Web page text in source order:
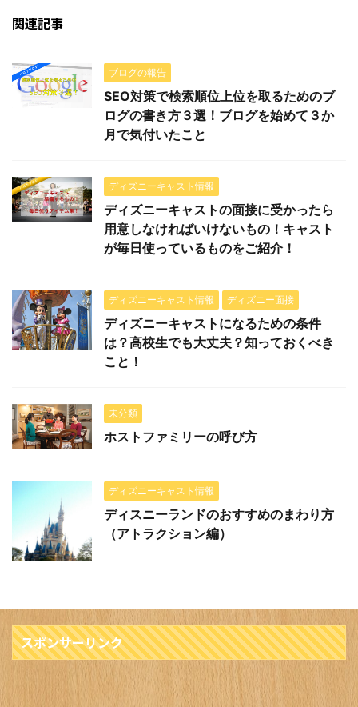
関連記事
ブログの報告
SEO対策で検索順位上位を取るためのブ
ログの書き方３選！ブログを始めて３か
月で気付いたこと
ディズニーキャスト情報
ディズニーキャストの面接に受かったら
用意しなければいけないもの！キャスト
が毎日使っているものをご紹介！
ディズニーキャスト情報 ディズニー面接
ディズニーキャストになるための条件
は？高校生でも大丈夫？知っておくべき
こと！
未分類
ホストファミリーの呼び方
ディズニーキャスト情報
ディスニーランドのおすすめのまわり方
（アトラクション編）
スポンサーリンク